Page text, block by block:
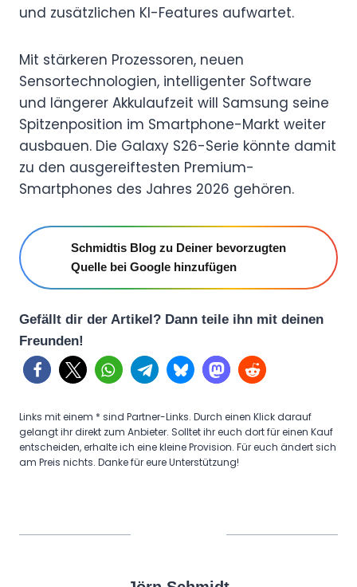
und zusätzlichen KI-Features aufwartet.
Mit stärkeren Prozessoren, neuen
Sensortechnologien, intelligenter Software
und längerer Akkulaufzeit will Samsung seine
Spitzenposition im Smartphone-Markt weiter
ausbauen. Die Galaxy S26-Serie könnte damit
zu den ausgereiftesten Premium-
Smartphones des Jahres 2026 gehören.
Schmidtis Blog zu Deiner bevorzugten
Quelle bei Google hinzufügen
Gefällt dir der Artikel? Dann teile ihn mit deinen
Freunden!
Links mit einem * sind Partner-Links. Durch einen Klick darauf
gelangt ihr direkt zum Anbieter. Solltet ihr euch dort für einen Kauf
entscheiden, erhalte ich eine kleine Provision. Für euch ändert sich
am Preis nichts. Danke für eure Unterstützung!